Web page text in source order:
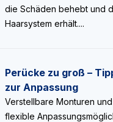
die Schäden behebt und
Haarsystem erhält....
Perücke zu groß –
zur Anpassung
Verstellbare Monturen
flexible